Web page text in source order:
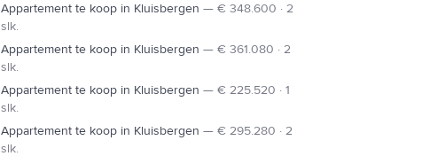
Appartement te koop in Kluisbergen —€ 348.600 · 2
slk.
Appartement te koop in Kluisbergen —€ 361.080 · 2
slk.
Appartement te koop in Kluisbergen —€ 225.520 · 1
slk.
Appartement te koop in Kluisbergen —€ 295.280 · 2
slk.